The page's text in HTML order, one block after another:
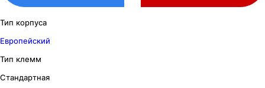
Тип корпуса
Европейский
Тип клемм
Стандартная